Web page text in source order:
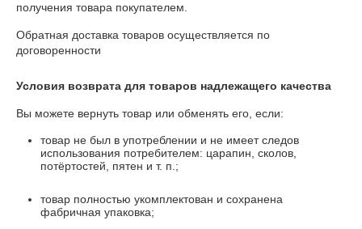
получения товара покупателем.
Обратная доставка товаров осуществляется по
договоренности
Условия возврата для товаров надлежащего качества
Вы можете вернуть товар или обменять его, если:
товар не был в употреблении и не имеет следов
использования потребителем: царапин, сколов,
потёртостей, пятен и т. п.;
товар полностью укомплектован и сохранена
фабричная упаковка;